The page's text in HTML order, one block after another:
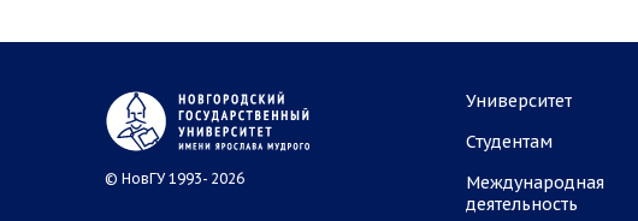
© НовГУ 1993- 2026
Университет
Студентам
Международная
деятельность